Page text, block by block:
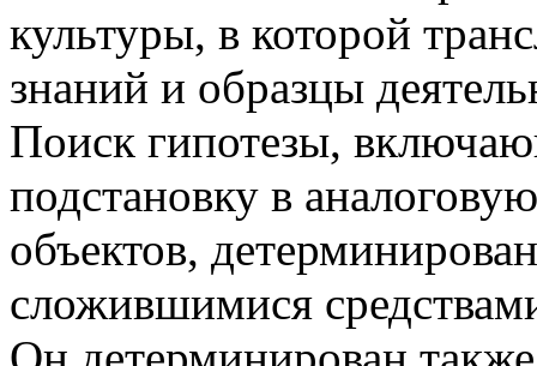
культуры, в которой
знаний и образцы
Поиск гипотезы,
подстановку в
объектов,
сложившимися